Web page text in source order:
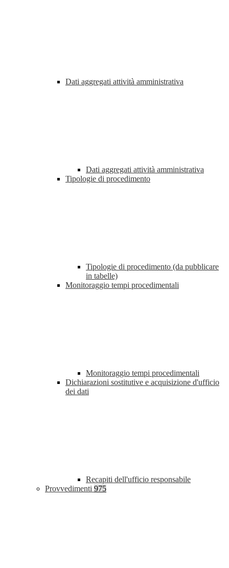
Dati aggregati attività amministrativa
Dati aggregati attività amministrativa
Tipologie di procedimento
Tipologie di procedimento (da pubblicare
in tabelle)
Monitoraggio tempi procedimentali
Monitoraggio tempi procedimentali
Dichiarazioni sostitutive e acquisizione d'ufficio
dei dati
Recapiti dell'ufficio responsabile
Provvedimenti 975